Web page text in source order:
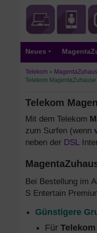
Neues
Telekom »
Telekom
Telekom
Mit dem Telekom
zum Surfen (wenn
neben der DSL
Bei Bestellung im
S Entertain
Günstigere
Für